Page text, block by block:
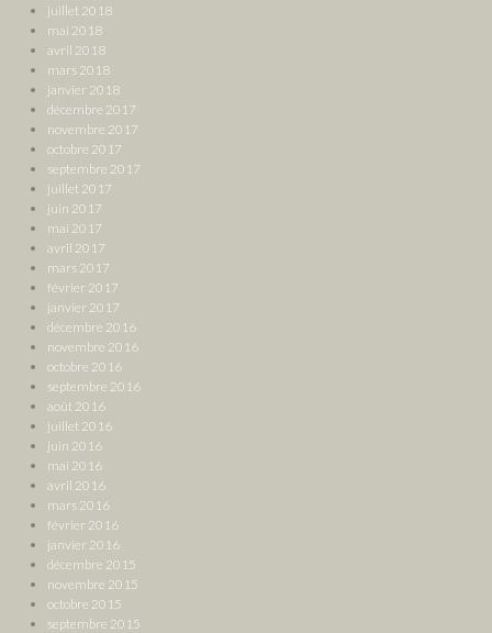
juillet 2018
mai 2018
avril 2018
mars 2018
janvier 2018
décembre 2017
novembre 2017
octobre 2017
septembre 2017
juillet 2017
juin 2017
mai 2017
avril 2017
mars 2017
février 2017
janvier 2017
décembre 2016
novembre 2016
octobre 2016
septembre 2016
août 2016
juillet 2016
juin 2016
mai 2016
avril 2016
mars 2016
février 2016
janvier 2016
décembre 2015
novembre 2015
octobre 2015
septembre 2015